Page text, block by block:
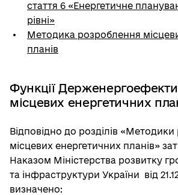
стаття 6 «Енергетичне
рівні»
Методика розроблення
планів
Функції
місцевих енергетичних
Відповідно до розділів
місцевих енергетичних планів»
Наказом Міністерства розвитку
та інфраструктури України від
визначено: